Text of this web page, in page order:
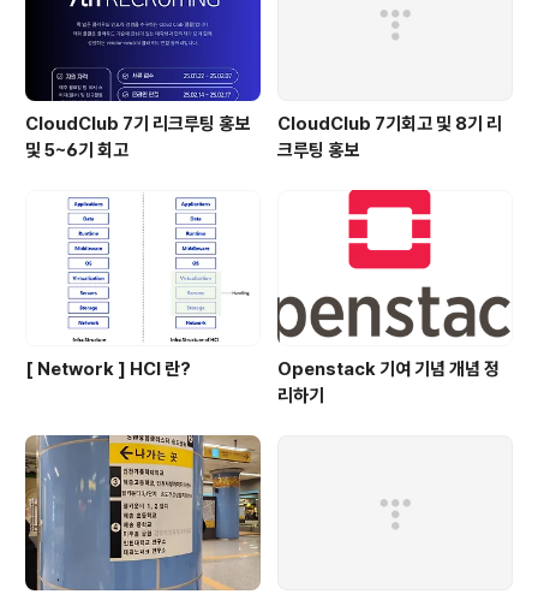
CloudClub 7기 리크루팅 홍보
및 5~6기 회고
CloudClub 7기회고 및 8기 리
크루팅 홍보
[ Network ] HCI 란?
Openstack 기여 기념 개념 정
리하기